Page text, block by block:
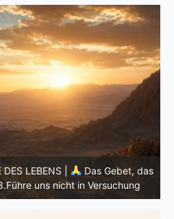
DES LEBENS |
Das Gebet, das
auch wir vergeben unsern